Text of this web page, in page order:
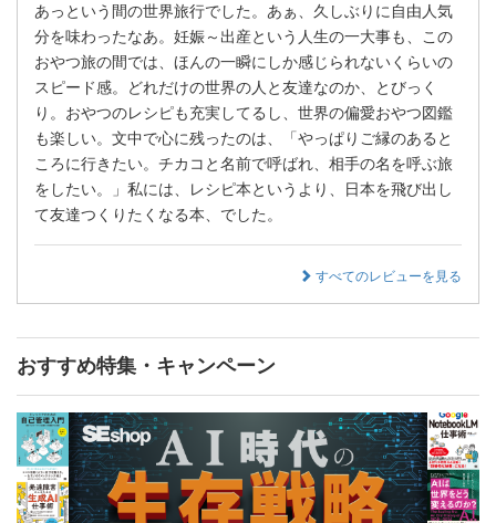
あっという間の世界旅行でした。あぁ、久しぶりに自由人気
分を味わったなあ。妊娠～出産という人生の一大事も、この
おやつ旅の間では、ほんの一瞬にしか感じられないくらいの
スピード感。どれだけの世界の人と友達なのか、とびっく
り。おやつのレシピも充実してるし、世界の偏愛おやつ図鑑
も楽しい。文中で心に残ったのは、「やっぱりご縁のあると
ころに行きたい。チカコと名前で呼ばれ、相手の名を呼ぶ旅
をしたい。」私には、レシピ本というより、日本を飛び出し
て友達つくりたくなる本、でした。
すべてのレビューを見る
おすすめ特集・キャンペーン